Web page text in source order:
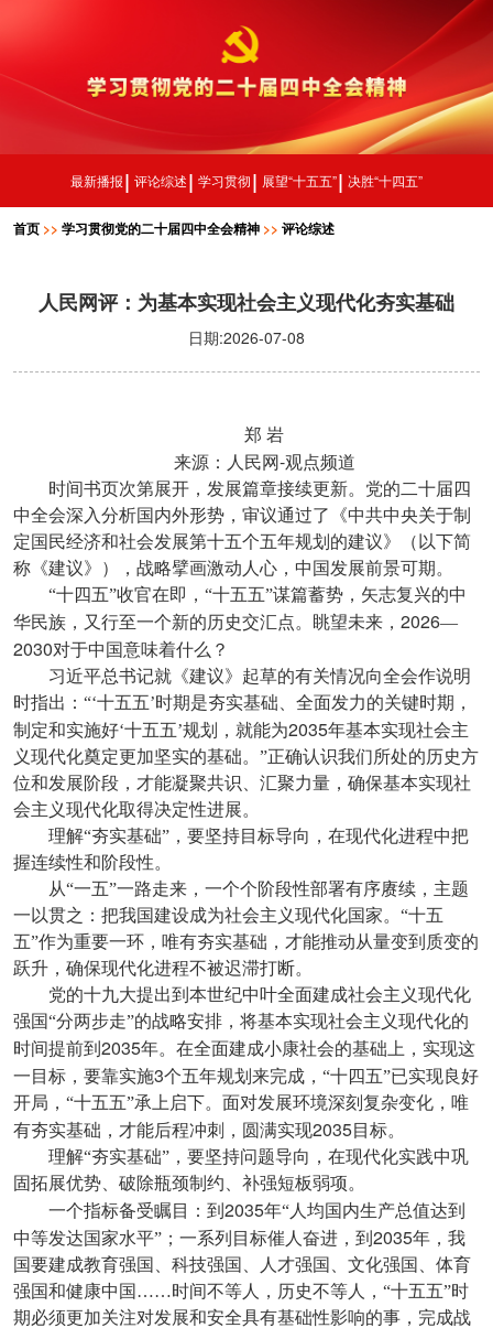
最新播报 评论综述 学习贯彻 展望“十五五” 决胜“十四五”
首页 >> 学习贯彻党的二十届四中全会精神 >> 评论综述
人民网评：为基本实现社会主义现代化夯实基础
日期:2026-07-08
郑 岩
来源：人民网-观点频道
时间书页次第展开，发展篇章接续更新。党的二十届四
中全会深入分析国内外形势，审议通过了《中共中央关于制
定国民经济和社会发展第十五个五年规划的建议》（以下简
称《建议》），战略擘画激动人心，中国发展前景可期。
“十四五”收官在即，“十五五”谋篇蓄势，矢志复兴的中
华民族，又行至一个新的历史交汇点。眺望未来， 2026—
2030对于中国意味着什么？
习近平总书记就《建议》起草的有关情况向全会作说明
时指出：“‘十五五’时期是夯实基础、全面发力的关键时期，
制定和实施好‘十五五’规划，就能为2035年基本实现社会主
义现代化奠定更加坚实的基础。”正确认识我们所处的历史方
位和发展阶段，才能凝聚共识、汇聚力量，确保基本实现社
会主义现代化取得决定性进展。
理解“夯实基础”，要坚持目标导向，在现代化进程中把
握连续性和阶段性。
从“一五”一路走来，一个个阶段性部署有序赓续，主题
一以贯之：把我国建设成为社会主义现代化国家。“十五
五”作为重要一环，唯有夯实基础，才能推动从量变到质变的
跃升，确保现代化进程不被迟滞打断。
党的十九大提出到本世纪中叶全面建成社会主义现代化
强国“分两步走”的战略安排，将基本实现社会主义现代化的
时间提前到 2035年。在全面建成小康社会的基础上，实现这
一目标，要靠实施3个五年规划来完成，“十四五”已实现良好
开局，“十五五”承上启下。面对发展环境深刻复杂变化，唯
有夯实基础，才能后程冲刺，圆满实现2035目标。
理解“夯实基础”，要坚持问题导向，在现代化实践中巩
固拓展优势、破除瓶颈制约、补强短板弱项。
一个指标备受瞩目：到 2035年“人均国内生产总值达到
中等发达国家水平”；一系列目标催人奋进，到 2035年，我
国要建成教育强国、科技强国、人才强国、文化强国、体育
强国和健康中国……时间不等人，历史不等人，“十五五”时
期必须更加关注对发展和安全具有基础性影响的事，完成战